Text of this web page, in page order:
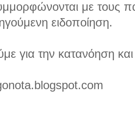
με τους
ειδοποίηση.
για την κατανόηση